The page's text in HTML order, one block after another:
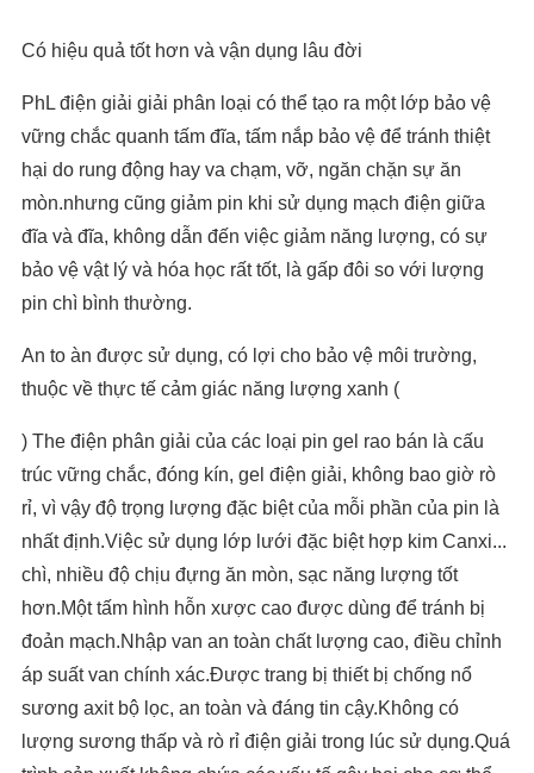
Có hiệu quả tốt hơn và vận dụng lâu đời
PhL điện giải giải phân loại có thể tạo ra một lớp bảo vệ
vững chắc quanh tấm đĩa, tấm nắp bảo vệ để tránh thiệt
hại do rung động hay va chạm, vỡ, ngăn chặn sự ăn
mòn.nhưng cũng giảm pin khi sử dụng mạch điện giữa
đĩa và đĩa, không dẫn đến việc giảm năng lượng, có sự
bảo vệ vật lý và hóa học rất tốt, là gấp đôi so với lượng
pin chì bình thường.
An to àn được sử dụng, có lợi cho bảo vệ môi trường,
thuộc về thực tế cảm giác năng lượng xanh (
) The điện phân giải của các loại pin gel rao bán là cấu
trúc vững chắc, đóng kín, gel điện giải, không bao giờ rò
rỉ, vì vậy độ trọng lượng đặc biệt của mỗi phần của pin là
nhất định.Việc sử dụng lớp lưới đặc biệt hợp kim Canxi...
chì, nhiều độ chịu đựng ăn mòn, sạc năng lượng tốt
hơn.Một tấm hình hỗn xược cao được dùng để tránh bị
đoản mạch.Nhập van an toàn chất lượng cao, điều chỉnh
áp suất van chính xác.Được trang bị thiết bị chống nổ
sương axit bộ lọc, an toàn và đáng tin cậy.Không có
lượng sương thấp và rò rỉ điện giải trong lúc sử dụng.Quá